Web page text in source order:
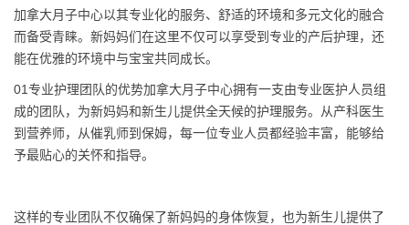
加拿大月子中心以其专业化的服务、舒适的环境和多元文化的融合
而备受青睐。新妈妈们在这里不仅可以享受到专业的产后护理，还
能在优雅的环境中与宝宝共同成长。
01专业护理团队的优势加拿大月子中心拥有一支由专业医护人员组
成的团队，为新妈妈和新生儿提供全天候的护理服务。从产科医生
到营养师，从催乳师到保姆，每一位专业人员都经验丰富，能够给
予最贴心的关怀和指导。
这样的专业团队不仅确保了新妈妈的身体恢复，也为新生儿提供了